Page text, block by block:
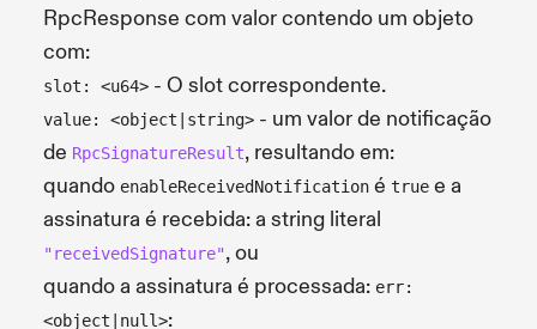
RpcResponse com valor contendo um objeto
com:
slot: <u64> - O slot correspondente.
value: <object|string> - um valor de notificação
de RpcSignatureResult, resultando em:
quando enableReceivedNotification é true e a
assinatura é recebida: a string literal
"receivedSignature", ou
quando a assinatura é processada: err:
<object|null>: